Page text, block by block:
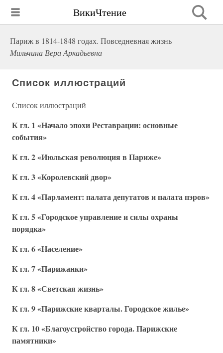
ВикиЧтение
Париж в 1814-1848 годах. Повседневная жизнь
Мильчина Вера Аркадьевна
Список иллюстраций
Список иллюстраций
К гл. 1 «Начало эпохи Реставрации: основные
события»
К гл. 2 «Июльская революция в Париже»
К гл. 3 «Королевский двор»
К гл. 4 «Парламент: палата депутатов и палата пэров»
К гл. 5 «Городское управление и силы охраны
порядка»
К гл. 6 «Население»
К гл. 7 «Парижанки»
К гл. 8 «Светская жизнь»
К гл. 9 «Парижские кварталы. Городское жилье»
К гл. 10 «Благоустройство города. Парижские
памятники»